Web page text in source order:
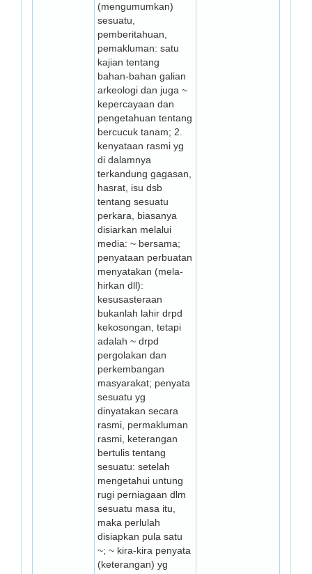
(mengumumkan)
sesuatu,
pemberitahuan,
pemakluman: satu
kajian tentang
bahan-bahan galian
arkeologi dan juga ~
ke­percayaan dan
pengetahuan tentang
ber­cucuk tanam; 2.
kenyataan rasmi yg
di dalamnya
terkandung gagasan,
hasrat, isu dsb
tentang sesuatu
perkara, biasanya
disiarkan melalui
media: ~ bersama;
penyataan perbuatan
menyatakan (me­la­
hirkan dll):
kesusasteraan
bukanlah lahir drpd
kekosongan, tetapi
adalah ~ drpd
pergolakan dan
perkembangan
masyarakat; penyata
sesuatu yg
dinyatakan secara
rasmi, permakluman
rasmi, keterangan
bertulis tentang
sesuatu: setelah
mengetahui untung
rugi perniagaan dlm
sesuatu masa itu,
maka perlulah
disiapkan pula satu
~; ~ kira-kira penyata
(keterangan) yg